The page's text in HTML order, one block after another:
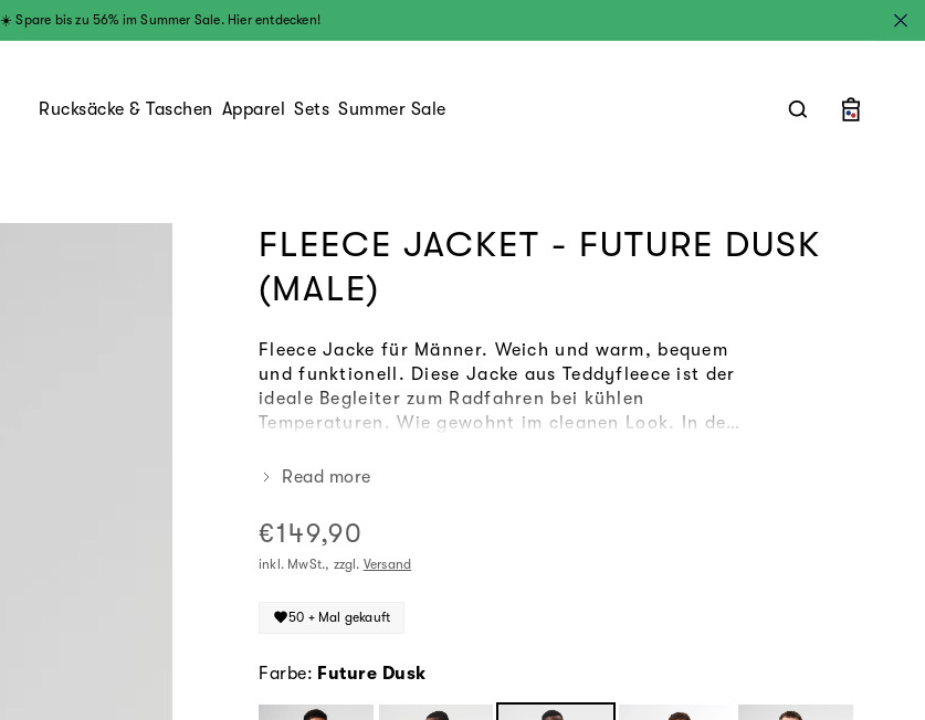
☀️ Spare bis zu 56% im Summer Sale. Hier entdecken!
Rucksäcke & Taschen Apparel Sets Summer Sale Warenkorb
FLEECE JACKET - FUTURE DUSK
(MALE)
Fleece Jacke für Männer. Weich und warm, bequem
und funktionell. Diese Jacke aus Teddyfleece ist der
ideale Begleiter zum Radfahren bei kühlen
Temperaturen. Wie gewohnt im cleanen Look. In den
verstauen.Der
Read more
Normaler
Preis
€149,90
inkl. MwSt., zzgl. Versand
50 + Mal gekauft
Farbe: Future Dusk